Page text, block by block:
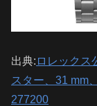
出典: ロレック
スター、31 mm
277200